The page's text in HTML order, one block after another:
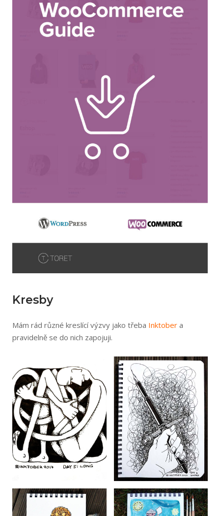
Kresby
Mám rád různé kreslící výzvy jako třeba Inktober a
pravidelně se do nich zapojuji.